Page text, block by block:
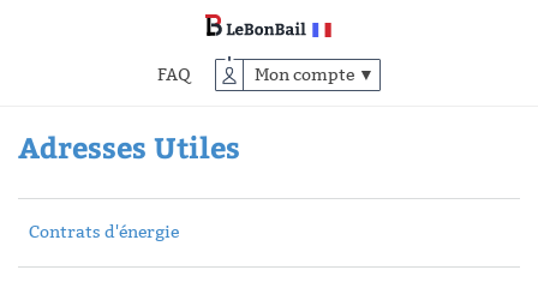
FAQ Mon compte ▼
Adresses Utiles
Contrats d'énergie